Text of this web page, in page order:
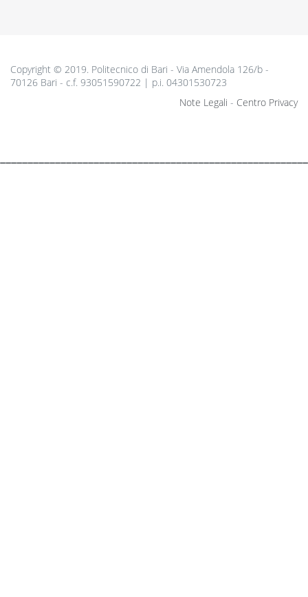
Copyright © 2019. Politecnico di Bari - Via Amendola 126/b -
70126 Bari - c.f. 93051590722 | p.i. 04301530723
Note Legali - Centro Privacy